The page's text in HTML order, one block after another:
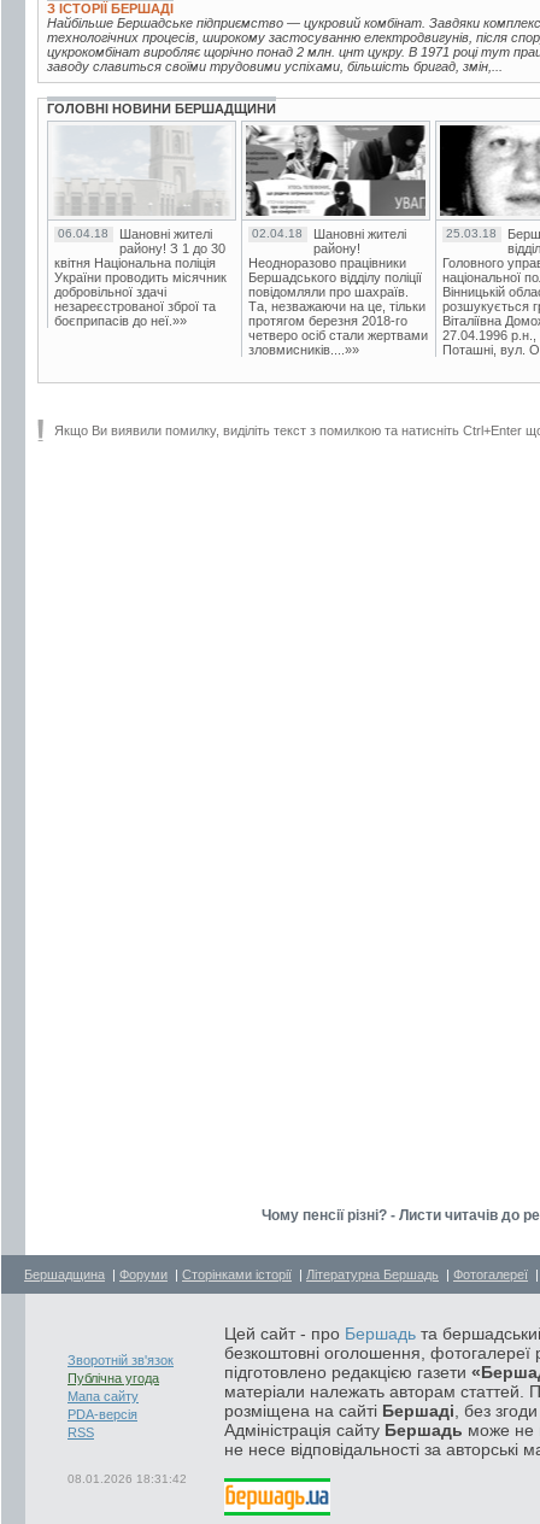
З ІСТОРІЇ БЕРШАДІ
Найбільше Бершадське підприємство — цукровий комбінат. Завдяки
технологічних процесів, широкому застосуванню електродвигунів, після
цукрокомбінат виробляє щорічно понад 2 млн. цнт цукру. В 1971 році тут
заводу славиться своїми трудовими успіхами, більшість бригад, змін,...
ГОЛОВНІ НОВИНИ БЕРШАДЩИНИ
06.04.18
Шановні жителі
району! З 1 до 30
квітня Національна поліція
України проводить місячник
добровільної здачі
незареєстрованої зброї та
боєприпасів до неї.»»
02.04.18
Шановні жителі
району!
Неодноразово працівники
Бершадського відділу поліції
повідомляли про шахраїв.
Та, незважаючи на це, тільки
протягом березня 2018-го
четверо осіб стали жертвами
зловмисників....»»
25.03.18
Головного
національної
Вінницькій
розшукується
Віталіївна
27.04.1996 р.н.,
Поташні, вул.
Якщо Ви виявили помилку, виділіть текст з помилкою та натисніть Ctrl+Enter
Чому пенсії різні? - Листи читачів до
Бершадщина | Форуми | Сторінками історії | Літературна Бершадь | Фотогалереї
Зворотній зв'язок
Публічна угода
Мапа сайту
PDA-версія
RSS
08.01.2026 18:31:42
Цей сайт - про Бершадь та
безкоштовні оголошення, фотогалереї
підготовлено редакцією газети
матеріали належать авторам статтей.
розміщена на сайті Бершаді , без
Адміністрація сайту Бершадь може не
не несе відповідальності за авторські